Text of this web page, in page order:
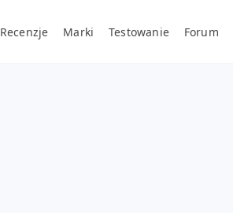
Recenzje Marki Testowanie Forum